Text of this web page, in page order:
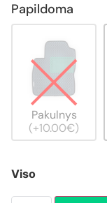
Papildoma
Pakulnys
(+10.00€)
Viso